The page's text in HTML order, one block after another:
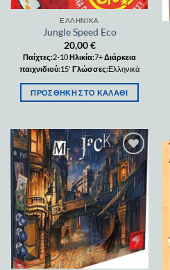
ΕΛΛΗΝΙΚΆ
Jungle Speed Eco
20,00€
Παίχτες:2-10Ηλικία:7+Διάρκεια
παιχνιδιού:15' Γλώσσες:Ελληνικά
ΠΡΟΣΘΉΚΗ ΣΤΟ ΚΑΛΆΘΙ
Add to
wishlist